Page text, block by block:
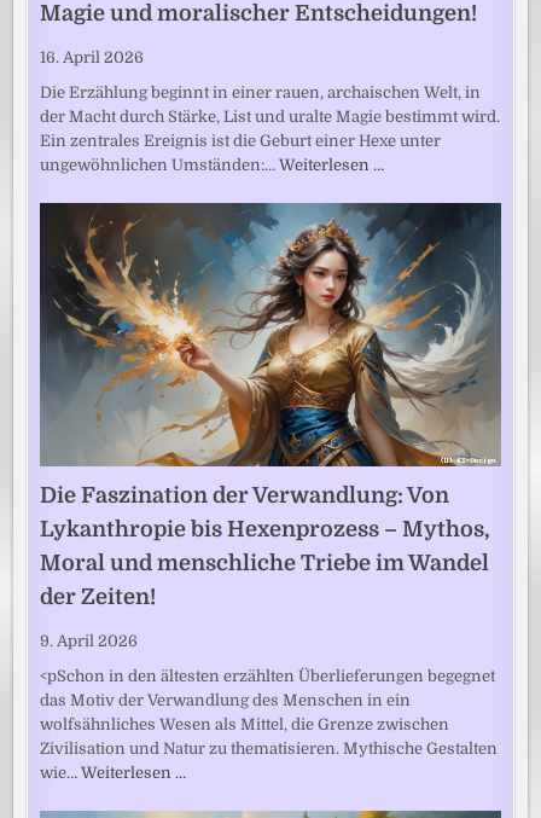
Magie und moralischer Entscheidungen!
16. April 2026
Die Erzählung beginnt in einer rauen, archaischen Welt, in
der Macht durch Stärke, List und uralte Magie bestimmt wird.
Ein zentrales Ereignis ist die Geburt einer Hexe unter
ungewöhnlichen Umständen:…Weiterlesen …
Die Faszination der Verwandlung: Von
Lykanthropie bis Hexenprozess – Mythos,
Moral und menschliche Triebe im Wandel
der Zeiten!
9. April 2026
<pSchon in den ältesten erzählten Überlieferungen begegnet
das Motiv der Verwandlung des Menschen in ein
wolfsähnliches Wesen als Mittel, die Grenze zwischen
Zivilisation und Natur zu thematisieren. Mythische Gestalten
wie…Weiterlesen …